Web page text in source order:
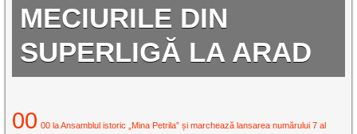
MECIURILE DIN
SUPERLIGĂ LA ARAD
00 00 la Ansamblul istoric „Mina Petrila” și marchează lansarea numărului 7 al